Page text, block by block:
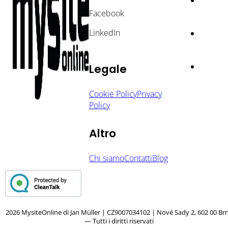
Facebook
LinkedIn
Legale
Cookie PolicyPrivacy
Policy
Altro
Chi siamoContattiBlog
2026 MysiteOnline di Jan Müller | CZ9007034102 | Nové Sady 2, 602 00
— Tutti i diritti riservati